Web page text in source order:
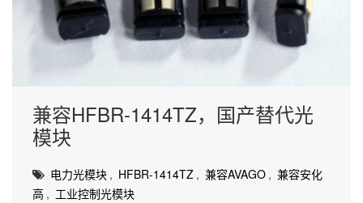
兼容HFBR-1414TZ，国产替代光
模块
电力光模块 , HFBR-1414TZ , 兼容AVAGO , 兼容安化
高 , 工业控制光模块